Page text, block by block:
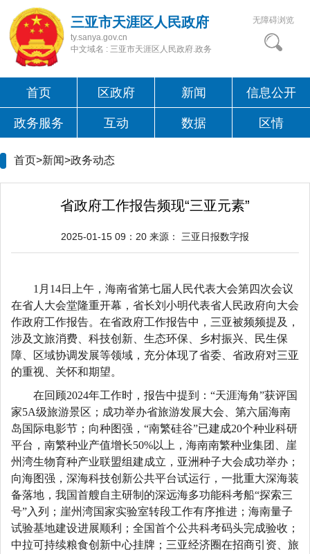
三亚市天涯区人民政府
ty.sanya.gov.cn
中文域名 : 三亚市天涯区人民政府.政务
无障碍浏览
首页 区政府 新闻 信息公开
政务服务 互动 数据 区情
首页>新闻>政务动态
省政府工作报告频现“三亚元素”
2025-01-15 09：20 来源： 三亚日报数字报
1月14日上午，海南省第七届人民代表大会第四次会议
在省人大会堂隆重开幕，省长刘小明代表省人民政府向大会
作政府工作报告。在省政府工作报告中，三亚被频频提及，
涉及文旅消费、科技创新、生态环保、乡村振兴、民生保
障、区域协调发展等领域，充分体现了省委、省政府对三亚
的重视、关怀和期望。
在回顾2024年工作时，报告中提到：“天涯海角”获评国
家5A级旅游景区；成功举办省旅游发展大会、第六届海南
岛国际电影节；向种图强，“南繁硅谷”已建成20个种业科研
平台，南繁种业产值增长50%以上，海南南繁种业集团、崖
州湾生物育种产业联盟组建成立，亚洲种子大会成功举办；
向海图强，深海科技创新公共平台试运行，一批重大深海装
备落地，我国首艘自主研制的深远海多功能科考船“探索三
号”入列；崖州湾国家实验室转段工作有序推进；海南量子
试验基地建设进展顺利；全国首个公共科考码头完成验收；
中拉可持续粮食创新中心挂牌；三亚经济圈在招商引资、旅